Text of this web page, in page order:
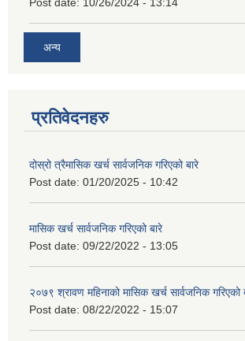
Post date: 10/26/2024 - 13:14
अन्य
प्रतिवेदनहरु
दोस्रो त्रैमासिक खर्च सार्वजनिक गरिएको बारे
Post date: 01/20/2025 - 10:42
मासिक खर्च सार्वजनिक गरिएको बारे
Post date: 09/22/2022 - 13:05
२०७९ श्रावण महिनाको मासिक खर्च सार्वजनिक गरिएको
Post date: 08/22/2022 - 15:07